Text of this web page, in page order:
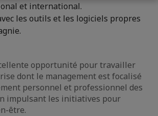
et international.
les outils et les logiciels propres
opportunité pour travailler
dont le management est focalisé
personnel et professionnel des
impulsant les initiatives pour
être.